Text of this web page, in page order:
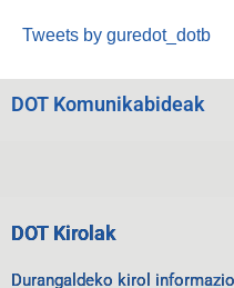
Tweets by guredot_dotb
DOT Komunikabideak
DOT Kirolak
Durangaldeko kirol